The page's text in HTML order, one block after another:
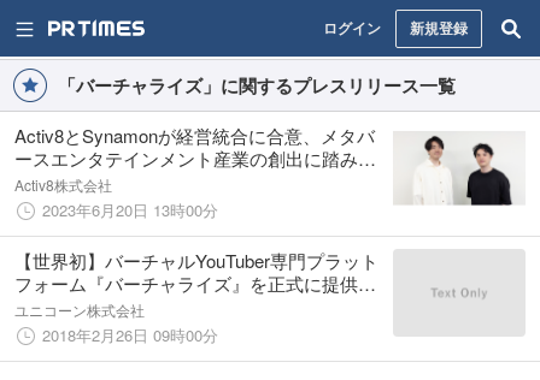
ログイン 新規登録
「バーチャライズ」に関するプレスリリース一覧
Activ8とSynamonが経営統合に合意、メタバ
ースエンタテインメント産業の創出に踏み出
す
Activ8株式会社
2023年6月20日 13時00分
【世界初】バーチャルYouTuber専門プラット
フォーム『バーチャライズ』を正式に提供開
始
ユニコーン株式会社
2018年2月26日 09時00分